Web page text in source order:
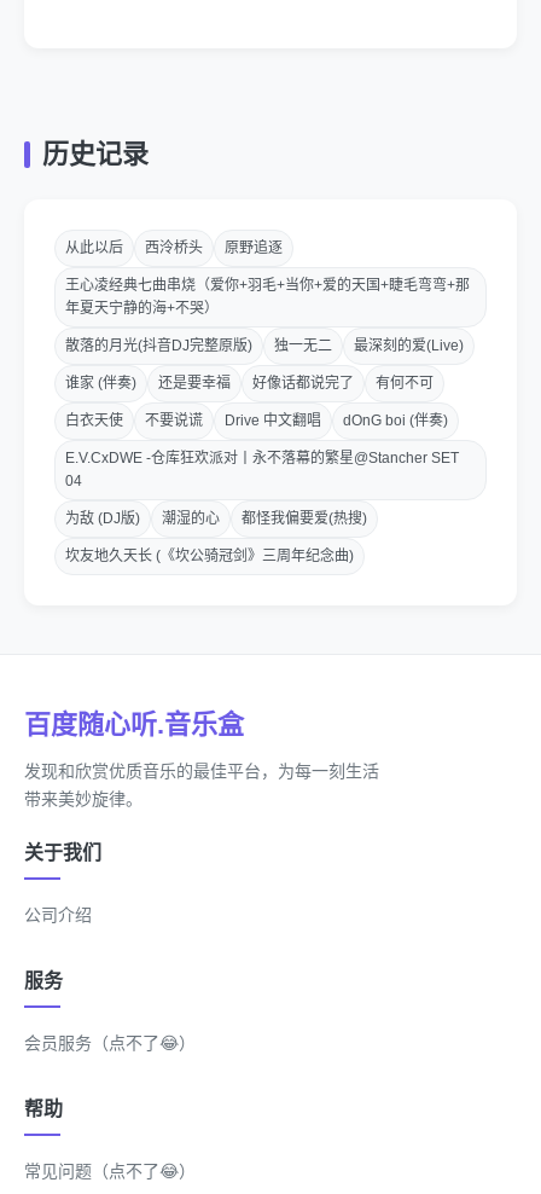
历史记录
从此以后 西泠桥头 原野追逐
王心凌经典七曲串烧（爱你+羽毛+当你+爱的天国+睫毛弯弯+那
年夏天宁静的海+不哭）
散落的月光(抖音DJ完整原版) 独一无二 最深刻的爱(Live)
谁家 (伴奏) 还是要幸福 好像话都说完了 有何不可
白衣天使 不要说谎 Drive 中文翻唱 dOnG boi (伴奏)
E.V.CxDWE -仓库狂欢派对丨永不落幕的繁星@Stancher SET
04
为敌 (DJ版) 潮湿的心 都怪我偏要爱(热搜)
坎友地久天长 (《坎公骑冠剑》三周年纪念曲)
百度随心听.音乐盒
发现和欣赏优质音乐的最佳平台，为每一刻生活
带来美妙旋律。
关于我们
公司介绍
服务
会员服务（点不了😂）
帮助
常见问题（点不了😂）